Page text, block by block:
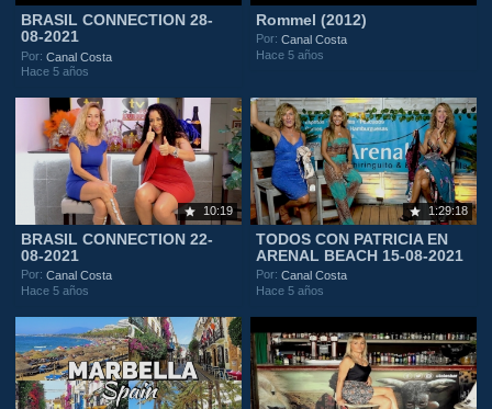
BRASIL CONNECTION 28-
08-2021
Por:Canal Costa
Hace 5 años
Rommel (2012)
Por:Canal Costa
Hace 5 años
10:19
BRASIL CONNECTION 22-
08-2021
Por:Canal Costa
Hace 5 años
1:29:18
TODOS CON PATRICIA EN
ARENAL BEACH 15-08-2021
Por:Canal Costa
Hace 5 años